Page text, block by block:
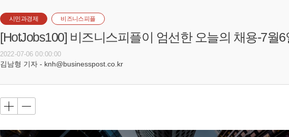
시민과경제 비즈니스피플
[HotJobs100] 비즈니스피플이 엄선한 오늘의 채용-7월6
2022-07-06 00:00:00
김남형 기자 - knh@businesspost.co.kr